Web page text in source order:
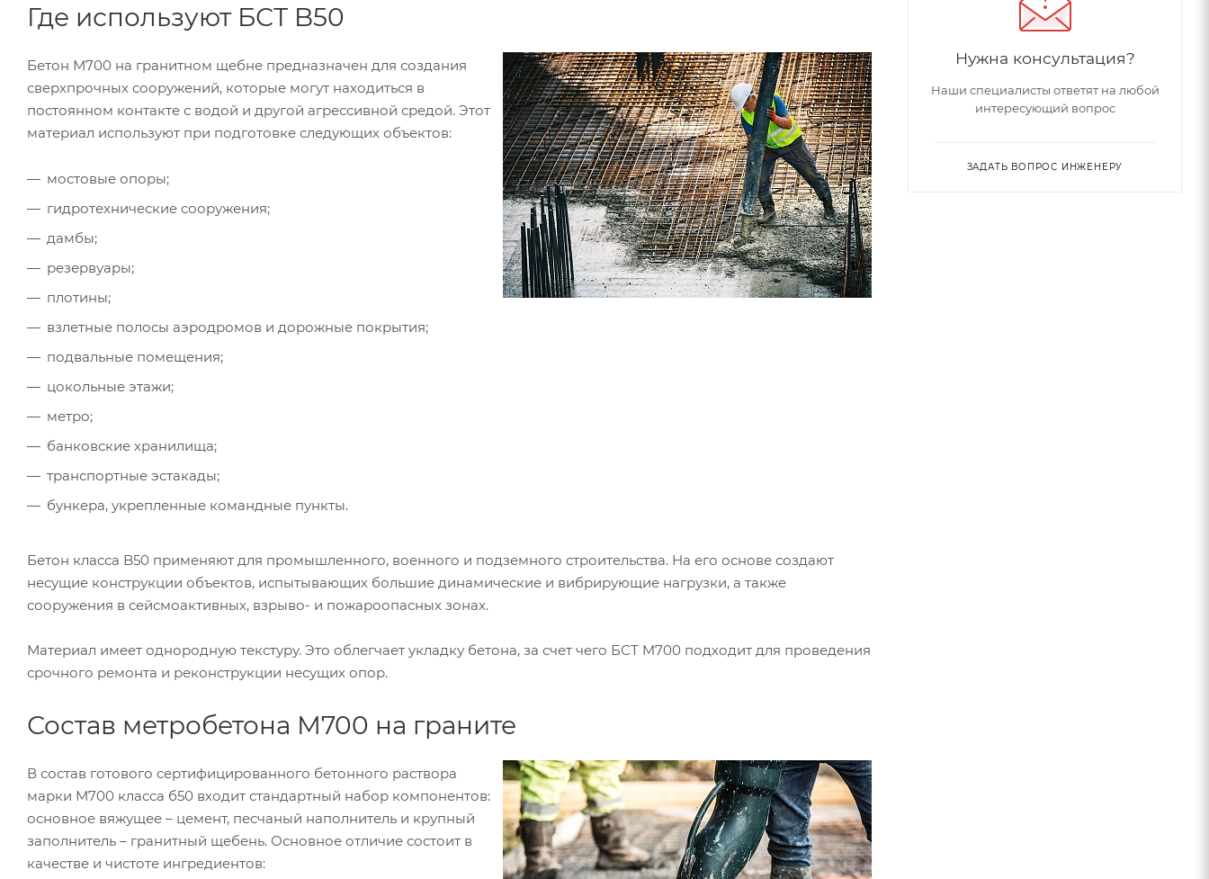
Где используют БСТ B50
Бетон М700 на гранитном щебне предназначен для создания
сверхпрочных сооружений, которые могут находиться в
постоянном контакте с водой и другой агрессивной средой. Этот
материал используют при подготовке следующих объектов:
мостовые опоры;
гидротехнические сооружения;
дамбы;
резервуары;
плотины;
взлетные полосы аэродромов и дорожные покрытия;
подвальные помещения;
цокольные этажи;
метро;
банковские хранилища;
транспортные эстакады;
бункера, укрепленные командные пункты.
Бетон класса B50 применяют для промышленного, военного и подземного строительства. На его основе создают
несущие конструкции объектов, испытывающих большие динамические и вибрирующие нагрузки, а также
сооружения в сейсмоактивных, взрыво- и пожароопасных зонах.
Материал имеет однородную текстуру. Это облегчает укладку бетона, за счет чего БСТ M700 подходит для проведения
срочного ремонта и реконструкции несущих опор.
Состав метробетона М700 на граните
В состав готового сертифицированного бетонного раствора
марки М700 класса б50 входит стандартный набор компонентов:
основное вяжущее – цемент, песчаный наполнитель и крупный
заполнитель – гранитный щебень. Основное отличие состоит в
качестве и чистоте ингредиентов:
Нужна консультация?
Наши специалисты ответят на любой
интересующий вопрос
ЗАДАТЬ ВОПРОС ИНЖЕНЕРУ